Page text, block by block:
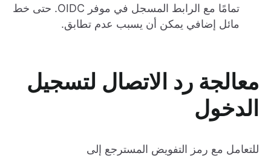
تمامًا مع الرابط المسجل في موفر OIDC. حتى خط
مائل إضافي يمكن أن يسبب عدم تطابق.
معالجة رد الاتصال لتسجيل
الدخول
للتعامل مع رمز التفويض المسترجع إلى